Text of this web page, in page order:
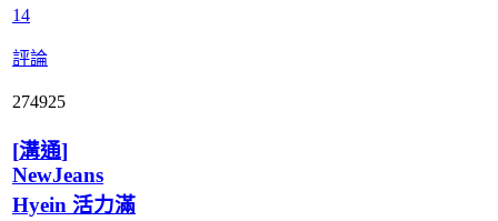
14
評論
274925
[溝通]
NewJeans
Hyein 活力滿